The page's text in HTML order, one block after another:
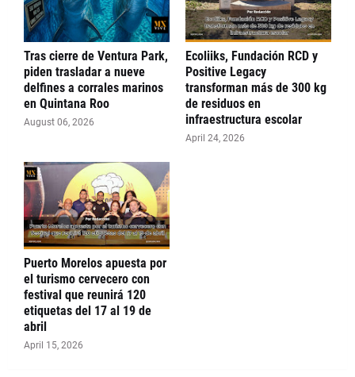
Tras cierre de Ventura Park,
piden trasladar a nueve
delfines a corrales marinos
en Quintana Roo
August 06, 2026
Ecoliiks, Fundación RCD y
Positive Legacy
transforman más de 300 kg
de residuos en
infraestructura escolar
April 24, 2026
Puerto Morelos apuesta por
el turismo cervecero con
festival que reunirá 120
etiquetas del 17 al 19 de
abril
April 15, 2026